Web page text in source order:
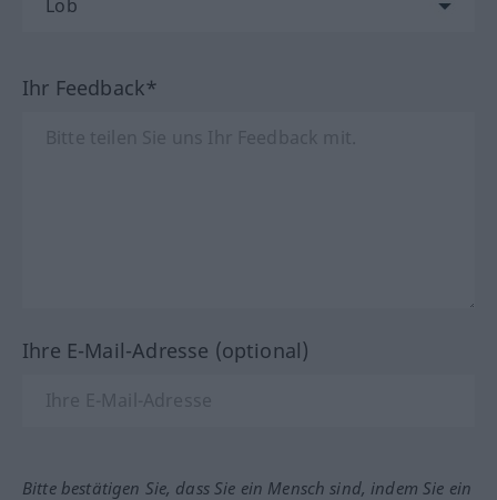
Ihr Feedback*
Ihre E-Mail-Adresse (optional)
Bitte bestätigen Sie, dass Sie ein Mensch sind, indem Sie ein